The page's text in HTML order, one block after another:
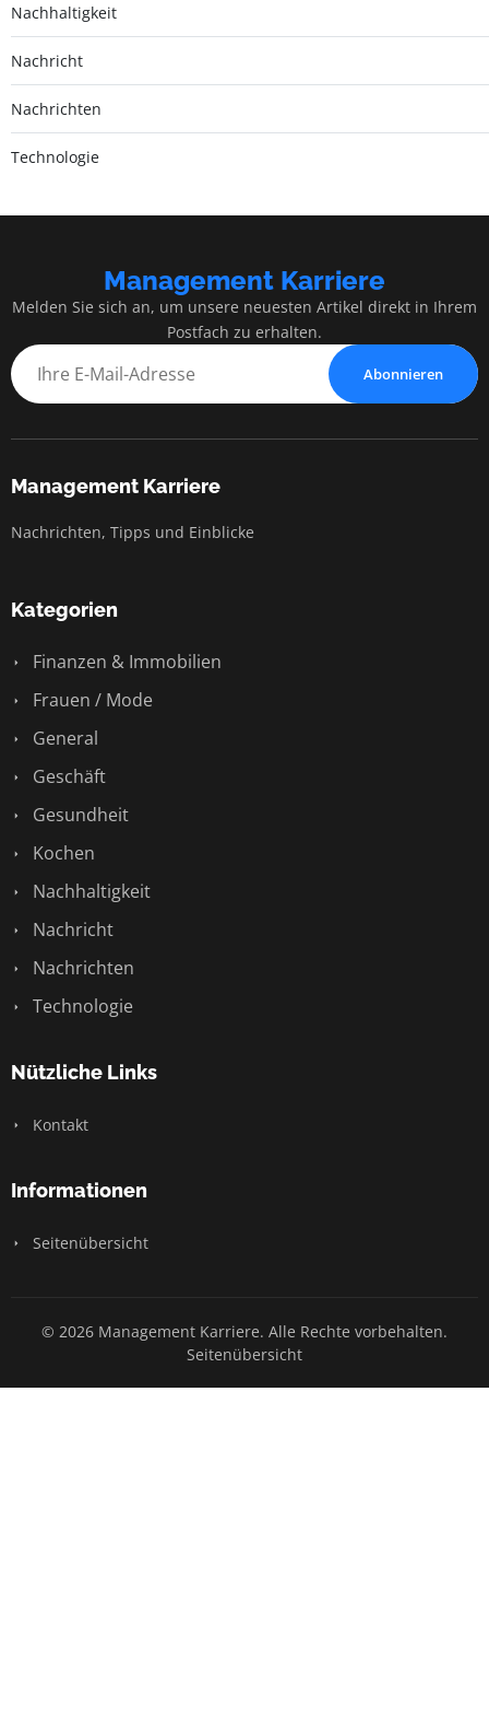
Nachhaltigkeit
Nachricht
Nachrichten
Technologie
Management Karriere
Melden Sie sich an, um unsere neuesten Artikel direkt in Ihrem
Postfach zu erhalten.
Abonnieren
Management Karriere
Nachrichten, Tipps und Einblicke
Kategorien
Finanzen & Immobilien
Frauen / Mode
General
Geschäft
Gesundheit
Kochen
Nachhaltigkeit
Nachricht
Nachrichten
Technologie
Nützliche Links
Kontakt
Informationen
Seitenübersicht
© 2026 Management Karriere. Alle Rechte vorbehalten.
Seitenübersicht